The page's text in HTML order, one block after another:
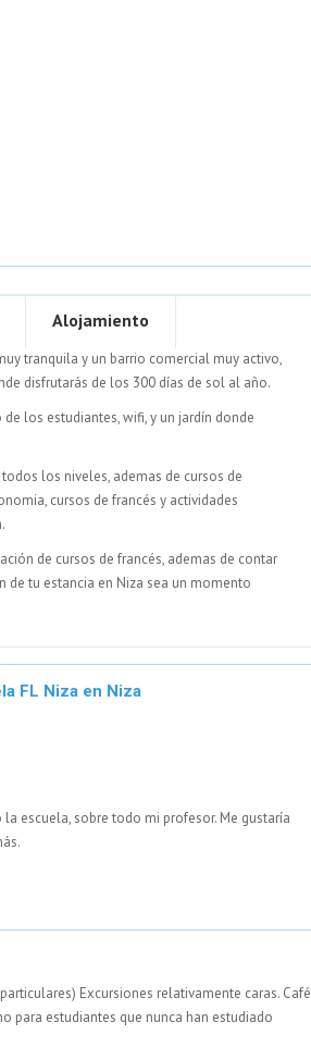
Alojamiento
tranquila y un barrio comercial muy activo,
disfrutarás de los 300 días de sol al año.
los estudiantes, wifi, y un jardín donde
los niveles, ademas de cursos de
cursos de francés y actividades
de cursos de francés, ademas de contar
tu estancia en Niza sea un momento
FL Niza en Niza
escuela, sobre todo mi profesor. Me gustaría
Excursiones relativamente caras. Café
para estudiantes que nunca han estudiado